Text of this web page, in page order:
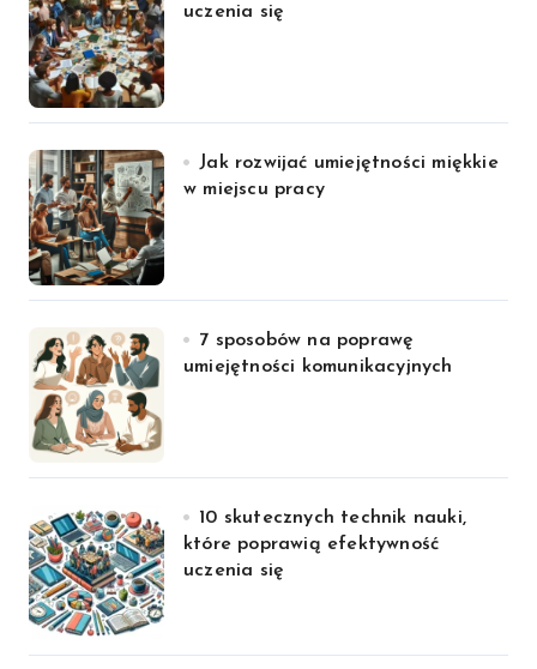
uczenia się
Jak rozwijać umiejętności miękkie
w miejscu pracy
7 sposobów na poprawę
umiejętności komunikacyjnych
10 skutecznych technik nauki,
które poprawią efektywność
uczenia się